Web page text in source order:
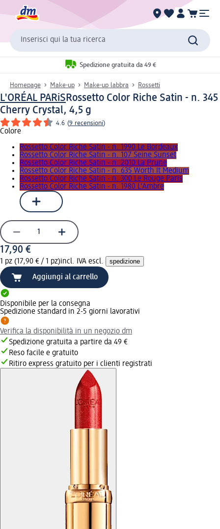
Inserisci qui la tua ricerca
Spedizione gratuita da 49 €
Homepage Make-up Make-up labbra Rossetti
L'ORÉAL PARiSRossetto Color Riche Satin - n. 345
Cherry Crystal, 4,5 g
4.6 (9 recensioni)
Colore
Rossetto Color Riche Satin - n. 1990 Le Bordeaux
Rossetto Color Riche Satin - n. 107 Seine Sunset
Rossetto Color Riche Satin - n. 2010 La Prune
Rossetto Color Riche Satin - n. 635 Worth It Medium
Rossetto Color Riche Satin - n. 300 Le Rouge Paris
Rossetto Color Riche Satin - n. 1980 L'Ambre
17,90 €
1 pz (17,90 € / 1 pz)incl. IVA escl. spedizione
Aggiungi al carrello
Disponibile per la consegna
Spedizione standard in 2-5 giorni lavorativi
Verifica la disponibilità in un negozio dm
Spedizione gratuita a partire da 49 €
Reso facile e gratuito
Ritiro express gratuito per i clienti registrati